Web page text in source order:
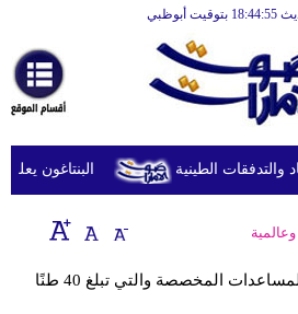
أبوظبي
أخبارعاجلة
رياضة
ثقافة
إقتصاد
وموسيقى
البنتاغون يعلن
المخصصة والتي تبلغ 40 طنًا